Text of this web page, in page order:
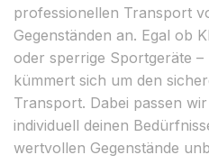
professionellen Transport
Gegenständen an. Egal ob
oder sperrige Sportgeräte
kümmert sich um den
Transport. Dabei passen
individuell deinen
wertvollen Gegenstände